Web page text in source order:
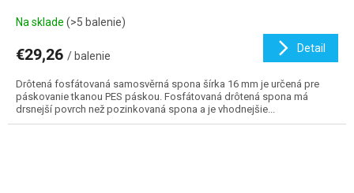
Na sklade (>5 balenie)
€29,26 / balenie
Detail
Drôtená fosfátovaná samosvěrná spona šírka 16 mm je určená pre
páskovanie tkanou PES páskou. Fosfátovaná drôtená spona má
drsnejší povrch než pozinkovaná spona a je vhodnejšie...